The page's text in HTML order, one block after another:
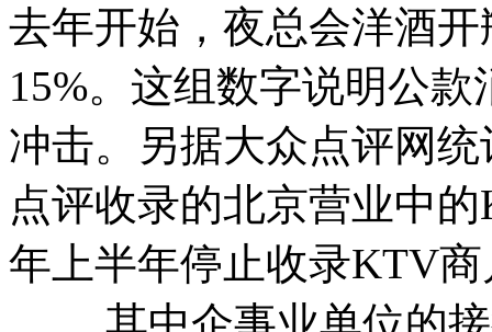
去年开始，夜总会洋酒
15%。这组数字说明公
冲击。另据大众点评网
点评收录的北京营业中
年上半年停止收录KTV商
其中企事业单位的接